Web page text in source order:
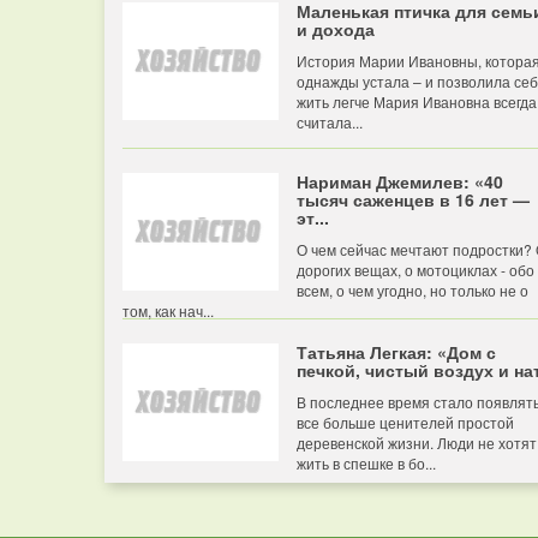
Маленькая птичка для
и дохода
История Марии Ивановны, которая
однажды устала – и позволила
жить легче Мария Ивановна всегда
считала...
Нариман Джемилев: «40
тысяч саженцев в 16 лет —
эт...
О чем сейчас мечтают подростки?
дорогих вещах, о мотоциклах - обо
всем, о чем угодно, но только не о
том, как нач...
Татьяна Легкая: «Дом с
печкой, чистый воздух и
В последнее время стало
все больше ценителей простой
деревенской жизни. Люди не хотят
жить в спешке в бо...